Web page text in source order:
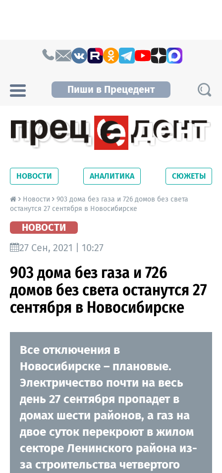
Пиши в Прецедент
Новосибирской области. Читайте свежие
новости на сайте сетевого издания
Precedent.
НОВОСТИ АНАЛИТИКА СЮЖЕТЫ
Новости
903 дома без газа и 726 домов без света
останутся 27 сентября в Новосибирске
НОВОСТИ
27 Сен, 2021 | 10:27
903 дома без газа и 726
домов без света останутся 27
сентября в Новосибирске
Все отключения в
Новосибирске – плановые.
Электричество почти на весь
день 27 сентября пропадет в
домах шести районов, а газ на
двое суток перекроют в жилом
секторе Ленинского района из-
за строительства четвертого